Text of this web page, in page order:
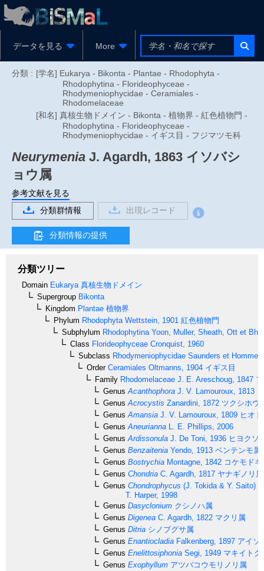
データを見る More
分類 : [学名] Eukarya - Bikonta - Plantae - Rhodophyta -
Rhodophytina - Florideophyceae -
Rhodymeniophycidae - Ceramiales -
Rhodomelaceae
[和名] 真核生物ドメイン - Bikonta - 植物界 - 紅色植物門 -
Rhodophytina - Florideophyceae -
Rhodymeniophycidae - イギス目 - フジマツモ科
Neurymenia J. Agardh, 1863 イソバシ
ョウ属
参考文献を見る
分類群情報
出現レコード
分類情報の提供
分類ツリー
Domain Eukarya 真核生物ドメイン
Supergroup Bikonta
Kingdom Plantae 植物界
Phylum Rhodophyta Wettstein, 1901 紅色植物門
Subphylum Rhodophytina Yoon, Muller, Sheath, Ott et
Class Florideophyceae Cronquist, 1960
Subclass Rhodymeniophycidae Saunders et
OrderCeramiales Oltmanns, 1904 イギス目
Family Rhodomelaceae J. E. Areschoug, 1847
Genus Acanthophora J. V. Lamouroux, 1813
Genus Acrocystis Zanardini, 1872 ツクシホウ
Genus Amansia J. V. Lamouroux, 1809 ヒオ
Genus Aneurianna L. E. Phillips, 2006
Genus Ardissonula J. De Toni, 1936 ヒヨクソ
Genus Benzaitenia Yendo, 1913 ベンテンモ属
Genus Bostrychia Montagne, 1842 コケモドキ
Genus Chondria C. Agardh, 1817 ヤナギノリ属
Genus Chondrophycus (J. Tokida & Y. Saito)
T. Harper, 1998
Genus Dasyclonium クシノハ属
Genus Digenea C. Agardh, 1822 マクリ属
Genus Ditria シノブグサ属
Genus Enantiocladia Falkenberg, 1897 アイソ
Genus Enelittosiphonia Segi, 1949 マキイトグ
Genus Exophyllum アツバコウモリノリ属